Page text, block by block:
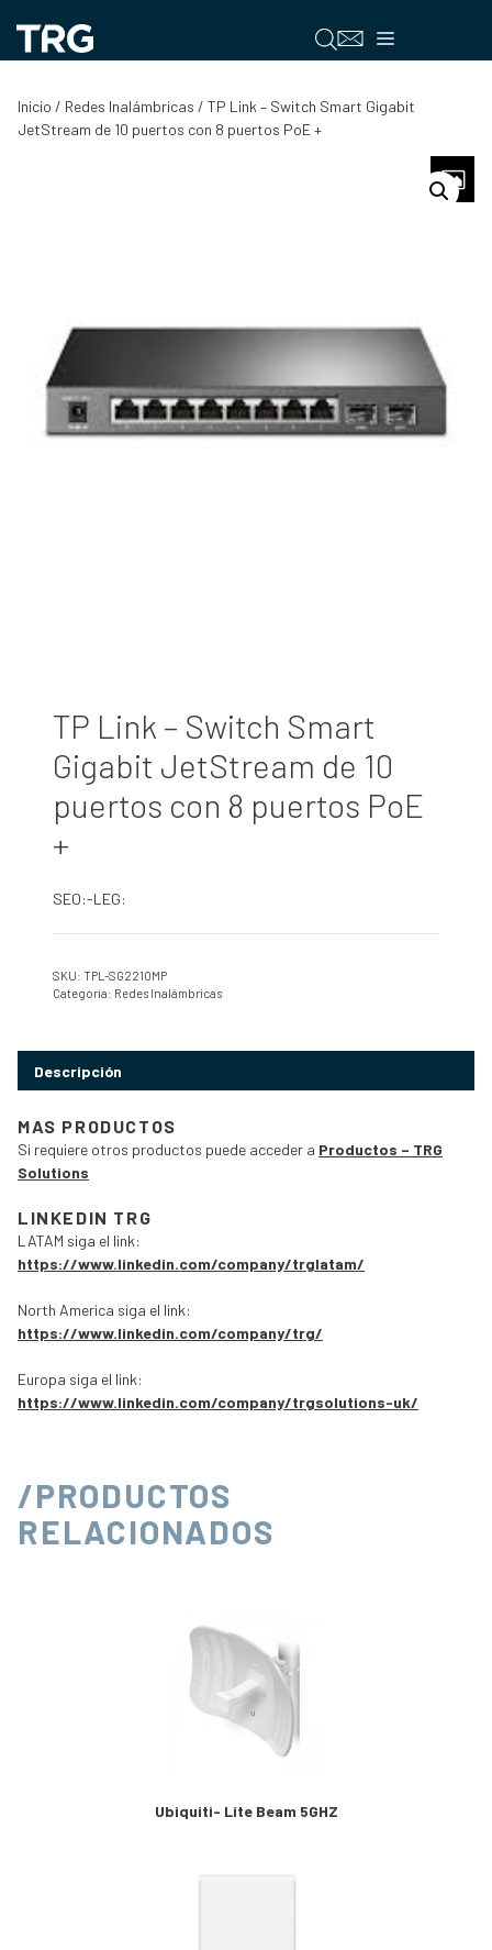
contenido
Menú
Inicio / Redes Inalámbricas / TP Link – Switch Smart Gigabit
JetStream de 10 puertos con 8 puertos PoE +
TP Link – Switch Smart
Gigabit JetStream de 10
puertos con 8 puertos PoE
+
SEO:-LEG:
SKU: TPL-SG2210MP
Categoría: Redes Inalámbricas
Descripción
MAS PRODUCTOS
Si requiere otros productos puede acceder a Productos – TRG
Solutions
LINKEDIN TRG
LATAM siga el link:
https://www.linkedin.com/company/trglatam/
North America siga el link:
https://www.linkedin.com/company/trg/
Europa siga el link:
https://www.linkedin.com/company/trgsolutions-uk/
/PRODUCTOS
RELACIONADOS
Ubiquiti- Lite Beam 5GHZ